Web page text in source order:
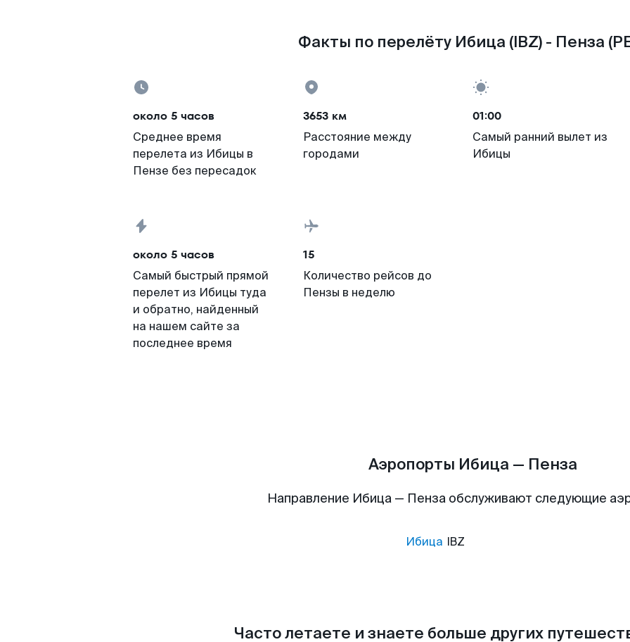
Факты по перелёту Ибица (IBZ) - Пенза
около 5 часов
Среднее время
перелета из Ибицы в
Пензе без пересадок
3653 км
Расстояние между
городами
01:00
Самый ранний вылет из
Ибицы
около 5 часов
Самый быстрый прямой
перелет из Ибицы туда
и обратно, найденный
на нашем сайте за
последнее время
15
Количество рейсов до
Пензы в неделю
Аэропорты Ибица — Пенза
Направление Ибица — Пенза обслуживают следующие
Ибица IBZ
Часто летаете и знаете больше других